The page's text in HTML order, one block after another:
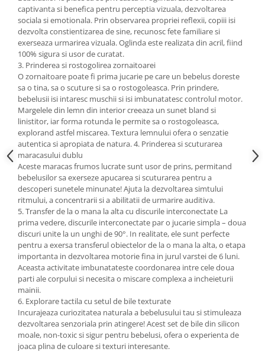
captivanta si benefica pentru perceptia vizuala, dezvoltarea
sociala si emotionala. Prin observarea propriei reflexii, copiii isi
dezvolta constientizarea de sine, recunosc fete familiare si
exerseaza urmarirea vizuala. Oglinda este realizata din acril, fiind
100% sigura si usor de curatat.
3. Prinderea si rostogolirea zornaitoarei
O zornaitoare poate fi prima jucarie pe care un bebelus doreste
sa o tina, sa o scuture si sa o rostogoleasca. Prin prindere,
bebelusii isi intaresc muschii si isi imbunatatesc controlul motor.
Margelele din lemn din interior creeaza un sunet bland si
linistitor, iar forma rotunda le permite sa o rostogoleasca,
explorand astfel miscarea. Textura lemnului ofera o senzatie
autentica si apropiata de natura. 4. Prinderea si scuturarea
maracasului dublu
Aceste maracas frumos lucrate sunt usor de prins, permitand
bebelusilor sa exerseze apucarea si scuturarea pentru a
descoperi sunetele minunate! Ajuta la dezvoltarea simtului
ritmului, a concentrarii si a abilitatii de urmarire auditiva.
5. Transfer de la o mana la alta cu discurile interconectate La
prima vedere, discurile interconectate par o jucarie simpla – doua
discuri unite la un unghi de 90°. In realitate, ele sunt perfecte
pentru a exersa transferul obiectelor de la o mana la alta, o etapa
importanta in dezvoltarea motorie fina in jurul varstei de 6 luni.
Aceasta activitate imbunatateste coordonarea intre cele doua
parti ale corpului si necesita o miscare complexa a incheieturii
mainii.
6. Explorare tactila cu setul de bile texturate
Incurajeaza curiozitatea naturala a bebelusului tau si stimuleaza
dezvoltarea senzoriala prin atingere! Acest set de bile din silicon
moale, non-toxic si sigur pentru bebelusi, ofera o experienta de
joaca plina de culoare si texturi interesante.